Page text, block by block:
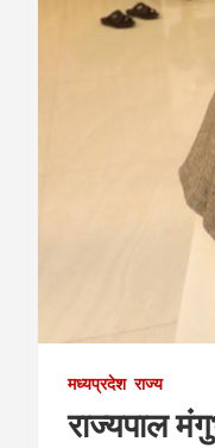
मध्यप्रदेश राज्य
राज्यपाल